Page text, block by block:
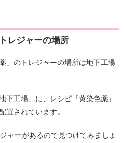
レジャーの場所
」のトレジャーの場所は地下工場
下工場」に、レシピ「黄染色薬」
置されています。
ャーがあるので見つけてみましょ